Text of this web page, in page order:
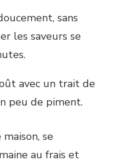
sans
les saveurs se
avec un trait de
peu de piment.
se
au frais et